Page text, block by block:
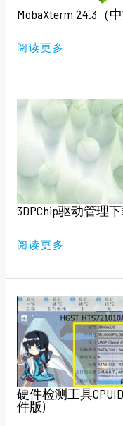
MobaXterm 24.3（
阅读更多
3DPChip驱动管理
3DPCHIP
驱
工
具
V24.10
（绿
色
阅读更多
硬件检测工具
件版)
硬
件
检
测
工
具
CPUID
CPU-
Z
2.11.2(
简
体
中